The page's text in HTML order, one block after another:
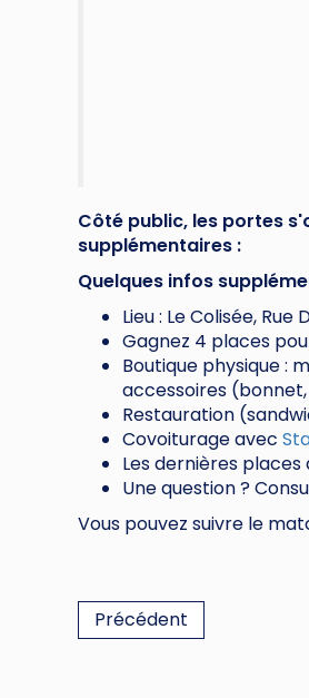
Côté public, les portes
supplémentaires :
Quelques infos
Lieu : Le Colisée,
Gagnez 4 places
Boutique physique :
accessoires
Restauration
Covoiturage avec
Les dernières places
Une question ?
Vous pouvez suivre le
Précédent